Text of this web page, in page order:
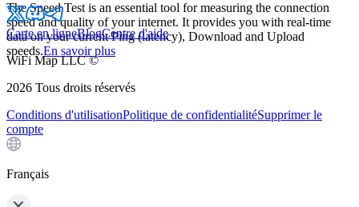
The Speed Test is an essential tool for measuring the connection
speed and quality of your internet. It provides you with real-time
data on your current Ping (latency), Download and Upload
speeds.En savoir plus
Carte en ligneBlogCentre d'aide
WiFi Map LLC ©
2026 Tous droits réservés
Conditions d'utilisationPolitique de confidentialitéSupprimer le
compte
Français